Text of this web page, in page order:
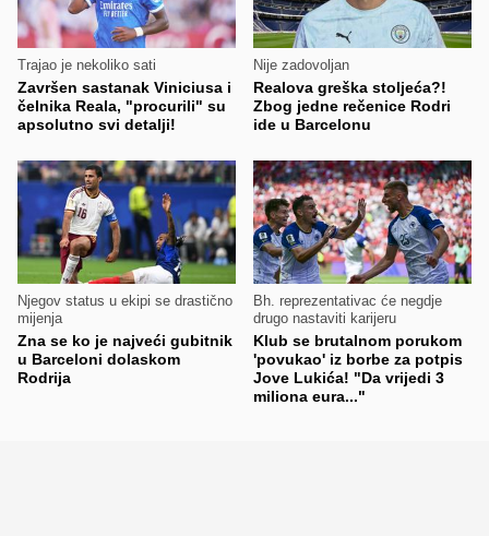
Trajao je nekoliko sati
Završen sastanak Viniciusa i
čelnika Reala, "procurili" su
apsolutno svi detalji!
Nije zadovoljan
Realova greška stoljeća?!
Zbog jedne rečenice Rodri
ide u Barcelonu
Njegov status u ekipi se drastično
mijenja
Zna se ko je najveći gubitnik
u Barceloni dolaskom
Rodrija
Bh. reprezentativac će negdje
drugo nastaviti karijeru
Klub se brutalnom porukom
'povukao' iz borbe za potpis
Jove Lukića! "Da vrijedi 3
miliona eura..."